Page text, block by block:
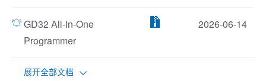
GD32 All-In-One
Programmer
2026-06-14
展开全部文档